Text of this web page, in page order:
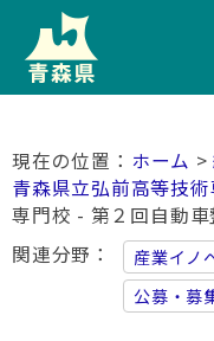
ホーム >
青森県立弘前高等技
専門校 - 第２回自動
関連分野
産業イノ
公募・募